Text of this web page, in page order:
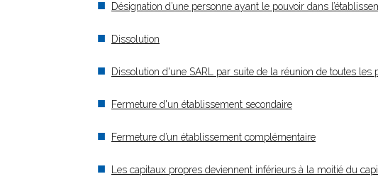
Désignation d’une personne ayant le pouvoir dans
Dissolution
Dissolution d'une SARL par suite de la réunion de toutes
Fermeture d'un établissement secondaire
Fermeture d’un établissement complémentaire
Les capitaux propres deviennent inférieurs à la moitié du